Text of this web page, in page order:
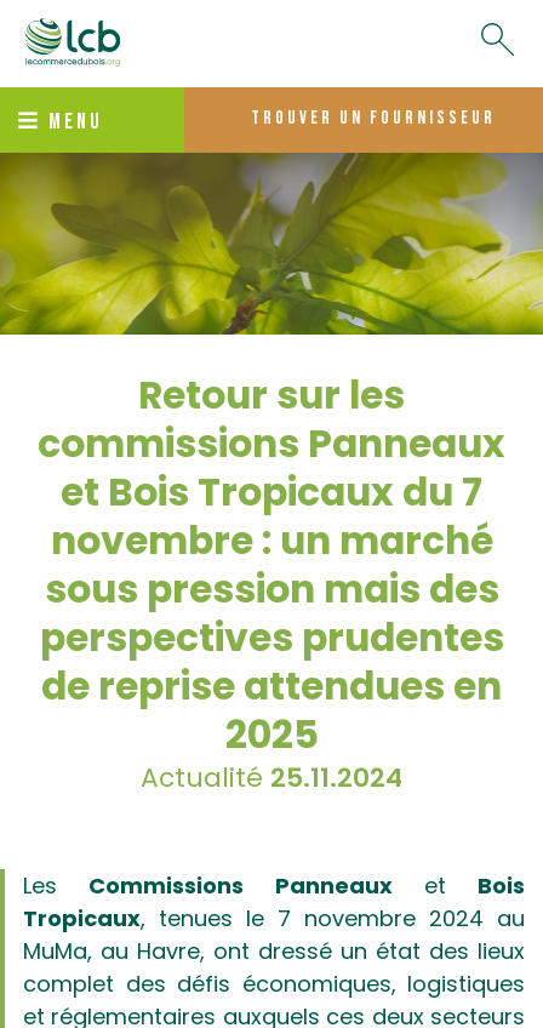
MENU trouver un fournisseur
Retour sur les
commissions Panneaux
et Bois Tropicaux du 7
novembre : un marché
sous pression mais des
perspectives prudentes
de reprise attendues en
2025
Actualité 25.11.2024
Les Commissions Panneauxet Bois
Tropicaux, tenues le 7 novembre 2024 au
MuMa, au Havre, ont dressé un état des lieux
complet des défis économiques, logistiques
et réglementaires auxquels ces deux secteurs